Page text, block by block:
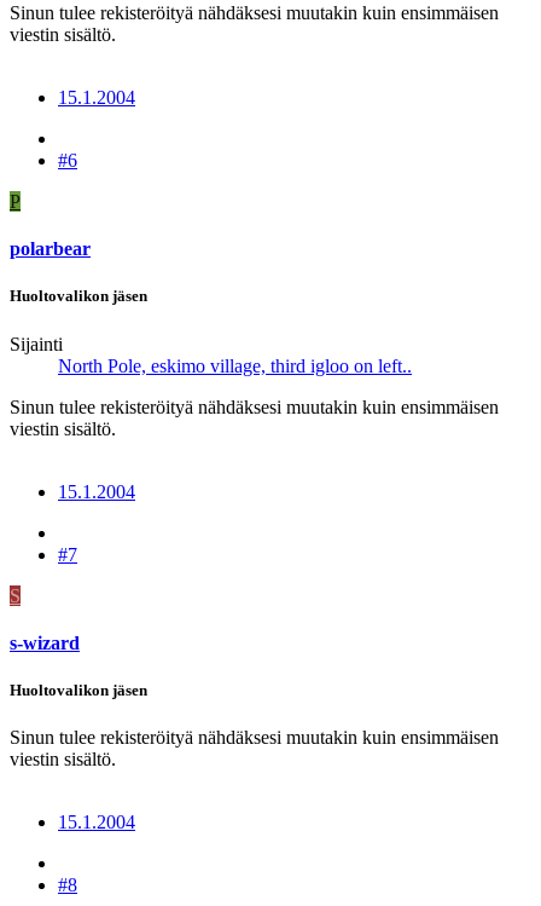
Sinun tulee rekisteröityä nähdäksesi muutakin kuin ensimmäisen
viestin sisältö.
15.1.2004
#6
P
polarbear
Huoltovalikon jäsen
Sijainti
North Pole, eskimo village, third igloo on left..
Sinun tulee rekisteröityä nähdäksesi muutakin kuin ensimmäisen
viestin sisältö.
15.1.2004
#7
S
s-wizard
Huoltovalikon jäsen
Sinun tulee rekisteröityä nähdäksesi muutakin kuin ensimmäisen
viestin sisältö.
15.1.2004
#8